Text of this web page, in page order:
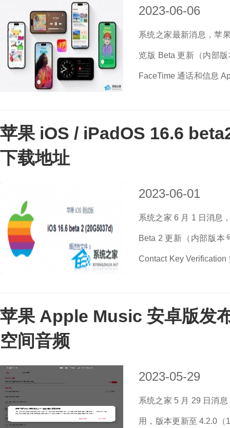
2023-06-06
系统之家最新消息，苹
览版 Beta 更新（内部
FaceTime 通话和信息
苹果 iOS / iPadOS 16.6
下载地址
2023-06-01
系统之家 6 月 1 日消息
Beta 2 更新（内部版本
Contact Key
苹果 Apple Music 安卓版发
空间音频
2023-05-29
系统之家 5 月 29 日消
用，版本更新至 4.2.0